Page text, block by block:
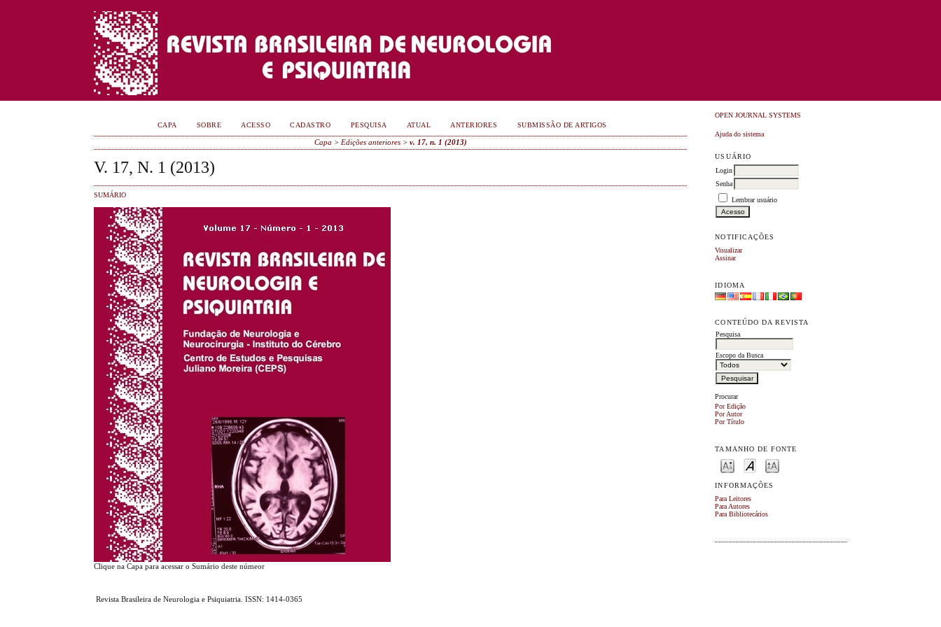
OPEN JOURNAL SYSTEMS
Ajuda do sistema
USUÁRIO
Login
Senha
Lembrar usuário
NOTIFICAÇÕES
Visualizar
Assinar
IDIOMA
CONTEÚDO DA REVISTA
Pesquisa
Escopo da Busca
Procurar
Por Edição
Por Autor
Por Título
TAMANHO DE FONTE
INFORMAÇÕES
Para Leitores
Para Autores
Para Bibliotecários
CAPA SOBRE ACESSO CADASTRO PESQUISA ATUAL ANTERIORES SUBMISSÃO DE ARTIGOS
Capa > Edições anteriores> v. 17, n. 1 (2013)
V. 17, N. 1 (2013)
SUMÁRIO
Clique na Capa para acessar o Sumário deste númeor
Revista Brasileira de Neurologia e Psiquiatria. ISSN: 1414-0365